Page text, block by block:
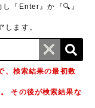
『Enter』か『🔍』
します。
検索結果の最初数
その後が検索結果な